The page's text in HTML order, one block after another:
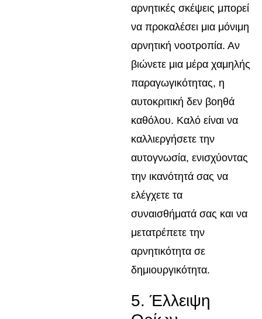
αρνητικές σκέψεις μπορεί
να προκαλέσει μια μόνιμη
αρνητική νοοτροπία. Αν
βιώνετε μια μέρα χαμηλής
παραγωγικότητας, η
αυτοκριτική δεν βοηθά
καθόλου. Καλό είναι να
καλλιεργήσετε την
αυτογνωσία, ενισχύοντας
την ικανότητά σας να
ελέγχετε τα
συναισθήματά σας και να
μετατρέπετε την
αρνητικότητα σε
δημιουργικότητα.
5. Έλλειψη